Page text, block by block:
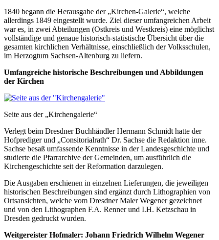
1840 begann die Herausgabe der „Kirchen-Galerie“, welche
allerdings 1849 eingestellt wurde. Ziel dieser umfangreichen Arbeit
war es, in zwei Abteilungen (Ostkreis und Westkreis) eine möglichst
vollständige und genaue historisch-statistische Übersicht über die
gesamten kirchlichen Verhältnisse, einschließlich der Volksschulen,
im Herzogtum Sachsen-Altenburg zu liefern.
Umfangreiche historische Beschreibungen und Abbildungen
der Kirchen
Seite aus der „Kirchengalerie“
Verlegt beim Dresdner Buchhändler Hermann Schmidt hatte der
Hofprediger und „Consitorialrath“ Dr. Sachse die Redaktion inne.
Sachse besaß umfassende Kenntnisse in der Landesgeschichte und
studierte die Pfarrarchive der Gemeinden, um ausführlich die
Kirchengeschichte seit der Reformation darzulegen.
Die Ausgaben erschienen in einzelnen Lieferungen, die jeweiligen
historischen Beschreibungen sind ergänzt durch Lithographien von
Ortsansichten, welche vom Dresdner Maler Wegener gezeichnet
und von den Lithographen F.A. Renner und I.H. Ketzschau in
Dresden gedruckt wurden.
Weitgereister Hofmaler: Johann Friedrich Wilhelm Wegener